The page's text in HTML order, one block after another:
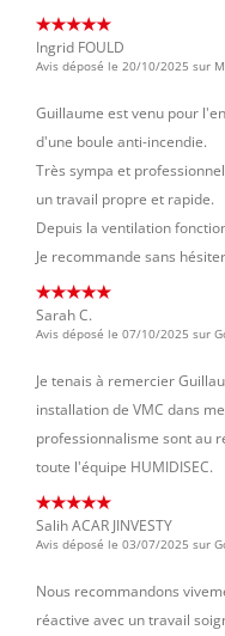
Ingrid FOULD
Avis déposé le 20/10/2025 sur
Guillaume est venu pour
d'une boule anti-incendie.
Très sympa et
un travail propre et rapide.
Depuis la ventilation
Je recommande sans
Sarah C.
Avis déposé le 07/10/2025 sur
Je tenais à remercier
installation de VMC dans
professionnalisme sont au
toute l'équipe HUMIDISEC.
Salih ACAR JINVESTY
Avis déposé le 03/07/2025 sur
Nous recommandons
réactive avec un travail